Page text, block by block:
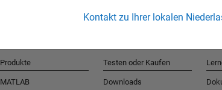
Kontakt zu Ihrer lokalen
Produkte
MATLAB
Testen oder Kaufen
Downloads